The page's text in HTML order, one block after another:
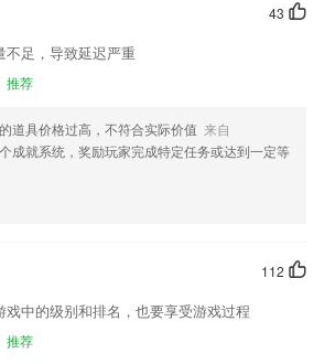
43
不足，导致延迟严重
推荐
道具价格过高，不符合实际价值 来自
成就系统，奖励玩家完成特定任务或达到一定等
112
戏中的级别和排名，也要享受游戏过程
推荐